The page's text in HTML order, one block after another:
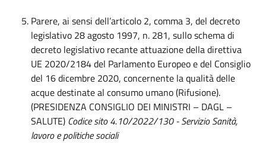
Parere, ai sensi dell’articolo 2, comma 3, del decreto
legislativo 28 agosto 1997, n. 281, sullo schema di
decreto legislativo recante attuazione della direttiva
UE 2020/2184 del Parlamento Europeo e del Consiglio
del 16 dicembre 2020, concernente la qualità delle
acque destinate al consumo umano (Rifusione).
(PRESIDENZA CONSIGLIO DEI MINISTRI – DAGL –
SALUTE) Codice sito 4.10/2022/130 - Servizio Sanità,
lavoro e politiche sociali